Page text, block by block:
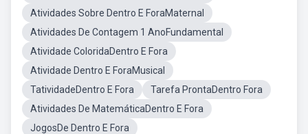
Atividades Sobre Dentro E ForaMaternal
Atividades De Contagem 1 AnoFundamental
Atividade ColoridaDentro E Fora
Atividade Dentro E ForaMusical
TatividadeDentro E Fora
Tarefa ProntaDentro Fora
Atividades De MatemáticaDentro E Fora
JogosDe Dentro E Fora